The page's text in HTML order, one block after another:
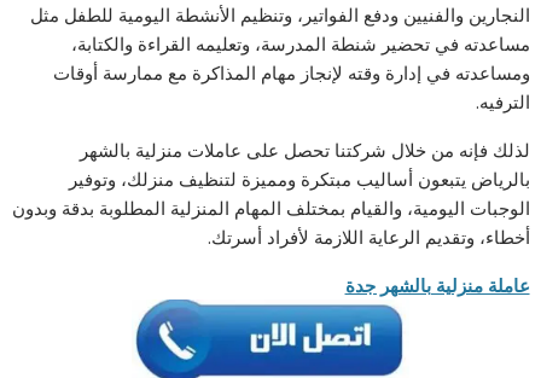
النجارين والفنيين ودفع الفواتير، وتنظيم الأنشطة اليومية للطفل مثل
مساعدته في تحضير شنطة المدرسة، وتعليمه القراءة والكتابة،
ومساعدته في إدارة وقته لإنجاز مهام المذاكرة مع ممارسة أوقات
الترفيه.
لذلك فإنه من خلال شركتنا تحصل على عاملات منزلية بالشهر
بالرياض يتبعون أساليب مبتكرة ومميزة لتنظيف منزلك، وتوفير
الوجبات اليومية، والقيام بمختلف المهام المنزلية المطلوبة بدقة وبدون
أخطاء، وتقديم الرعاية اللازمة لأفراد أسرتك.
عاملة منزلية بالشهر جدة